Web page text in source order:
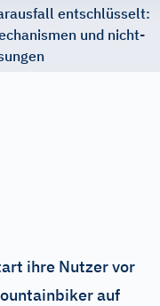
entschlüsselt:
und nicht-
ihre Nutzer vor
auf